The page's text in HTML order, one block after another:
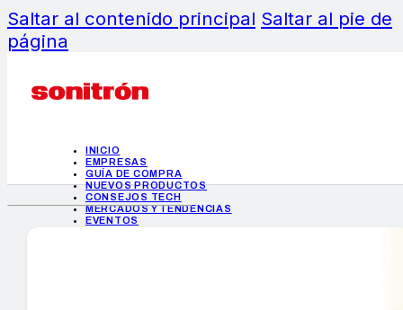
Saltar al contenido principal Saltar al pie de
página
INICIO
EMPRESAS
GUÍA DE COMPRA
NUEVOS PRODUCTOS
CONSEJOS TECH
MERCADOS Y TENDENCIAS
EVENTOS